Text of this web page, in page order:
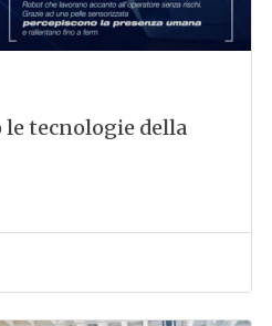
le tecnologie della